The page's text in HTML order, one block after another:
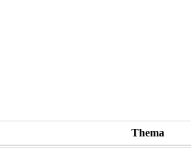
Thema